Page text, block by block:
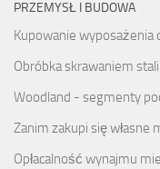
PRZEMYSŁ I BUDOWA
Kupowanie wyposażenia
Obróbka skrawaniem
Woodland - segmenty
Zanim zakupi się własne
Opłacalność wynajmu